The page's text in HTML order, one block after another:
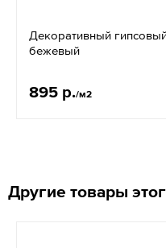
Декоративный
бежевый
895 р./м2
Другие товары